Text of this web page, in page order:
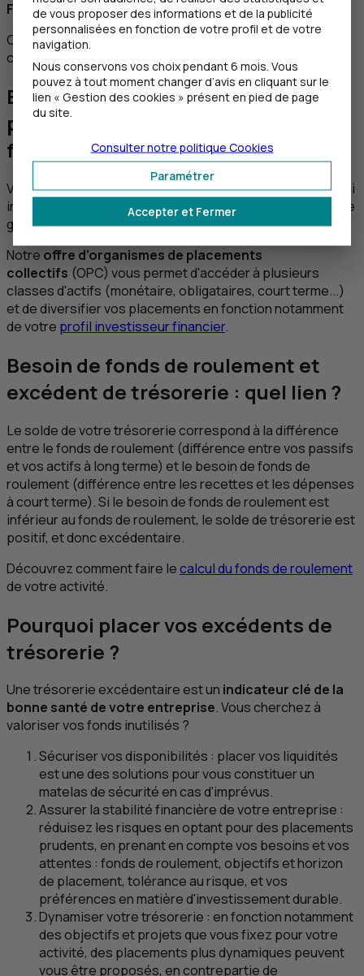
Faites-vous accompagner
Construisez, avec votre chargé d’affaires, une relation de
confiance, en toute transparence.
Excédents de trésorerie : quel
placement choisir en épargne
financière ?
Vous pouvez opter pour des placements de trésorerie qui
intègrent des critères environnementaux, sociétaux et de
gouvernance.
Notre offre d’organismes de placements
collectifs (OPC) vous permet d'accéder à plusieurs
classes d'actifs (monétaire, obligataires, court terme...)
et de diversifier vos placements en fonction notamment
de votre profil investisseur financier.
Besoin de fonds de roulement et
excédent de trésorerie : quel lien ?
Le solde de votre trésorerie correspond à la différence
entre le fonds de roulement (différence entre vos passifs
et vos actifs à long terme) et le besoin de fonds de
roulement (différence entre les recettes et les dépenses
à court terme). Si le besoin de fonds de roulement est
inférieur au fonds de roulement, le solde de trésorerie est
positif, et donc excédentaire.
Découvrez comment faire lecalcul du fonds de roulement
de votre activité.
Pourquoi placer vos excédents de
trésorerie ?
Une trésorerie excédentaire est un indicateur clé de la
bonne santé de votre entreprise. Vous cherchez à
valoriser vos fonds inutilisés ?
Sécuriser vos disponibilités : placer vos liquidités
est une des solutions pour vous constituer un
matelas de sécurité en cas d'imprévus.
Assurer la stabilité financière de votre entreprise :
réduisez les risques en optant pour des placements
prudents, en prenant en compte vos besoins et vos
attentes : fonds de roulement, objectifs et horizon
de placement, tolérance au risque, et vos
préférences en matière d'investissement durable.
Dynamiser votre trésorerie : en fonction notamment
des objectifs et projets que vous fixez pour votre
activité, des placements plus dynamiques peuvent
vous être proposés, en contrepartie de
de vous proposer des informations et de la publicité
personnalisées en fonction de votre profil et de votre
navigation.
Nous conservons vos choix pendant 6 mois. Vous
pouvez à tout moment changer d’avis en cliquant sur le
lien « Gestion des cookies » présent en pied de page
du site.
Accepter et Fermer
Paramétrer
Consulter notre politique Cookies